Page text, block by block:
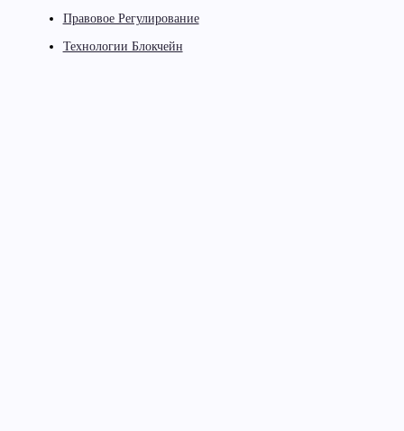
Правовое Регулирование
Технологии Блокчейн